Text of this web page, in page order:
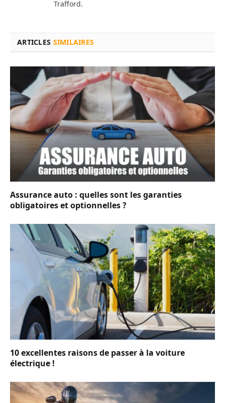
Trafford.
ARTICLES SIMILAIRES
Assurance auto : quelles sont les garanties
obligatoires et optionnelles ?
10 excellentes raisons de passer à la voiture
électrique !